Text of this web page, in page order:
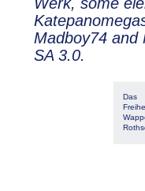
Madboy74 and
SA 3.0.
Das